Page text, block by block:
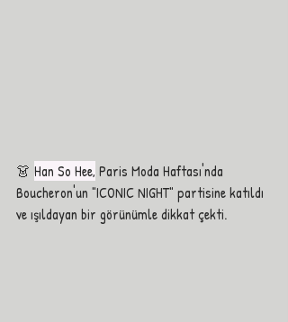
👗 Han So Hee, Paris Moda Haftası'nda
Boucheron'un "ICONIC NIGHT" partisine katıldı
ve ışıldayan bir görünümle dikkat çekti.